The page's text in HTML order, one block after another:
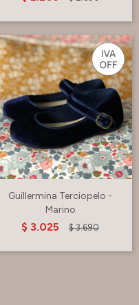
Guillermina Terciopelo -
Marino
$ 3.025 $ 3.690